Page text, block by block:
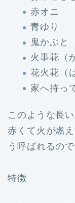
赤オニ
青ゆり
鬼かぶと
火事花（
花火花（
家へ持っ
このような長
赤くて火が燃
う呼ばれるので
特徴